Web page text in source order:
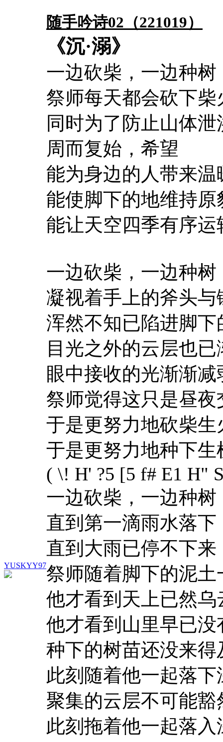
YUSKYY97
随手吟诗02（221019）
《沉·溺》
一边砍柴，一边种树
祭师每天都会砍下
同时为了防止山体
周而复始，希望
能为身边的人带来温
能使脚下的地维持原
能让天空四季有序运
一边砍柴，一边种树
凝视着手上的斧头与
浑然不知已陷进脚下
目光之外的云层也
眼中接收的光渐渐减
祭师觉得这只是昼夜
于是更努力地砍柴生
于是更努力地种下生
( \! H' ?5 [5 f# E1 H"
一边砍柴，一边种树
直到第一滴雨水落下
直到大雨已停不下来
祭师随着脚下的泥土
他才看到天上已然乌
他才看到山里早已没
种下的树苗还没来得
此刻随着他一起落下
聚集的云层不可能豁
此刻拖着他一起落入